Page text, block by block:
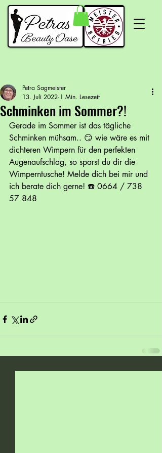
Schminken im Sommer?!
Petra Sagmeister
13. Juli 2022 1 Min. Lesezeit
Gerade im Sommer ist das tägliche
Schminken mühsam.. 😏 wie wäre es mit
dichteren Wimpern für den perfekten
Augenaufschlag, so sparst du dir die
Wimperntusche! Melde dich bei mir und
ich berate dich gerne! ☎️ 0664 / 738
57 848